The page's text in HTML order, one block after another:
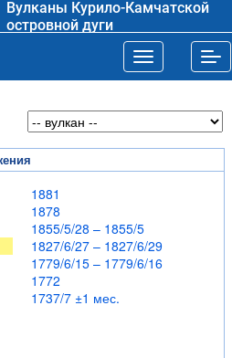
Вулканы Курило-Камчатской
островной дуги
Toggle
1881
1878
1855/5/28 – 1855/5
1827/6/27 – 1827/6/29
1779/6/15 – 1779/6/16
1772
1737/7 ±1 мес.